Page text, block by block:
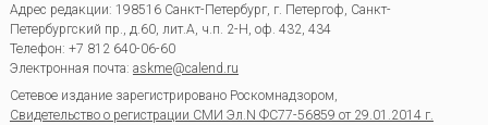
Адрес редакции: 198516 Санкт-Петербург, г. Петергоф, Санкт-
Петербургский пр., д.60, лит.А, ч.п. 2-Н, оф. 432, 434
Телефон: +7 812 640-06-60
Электронная почта: askme@calend.ru
Сетевое издание зарегистрировано Роскомнадзором,
Свидетельство о регистрации СМИ Эл.N ФС77-56859 от 29.01.2014 г.